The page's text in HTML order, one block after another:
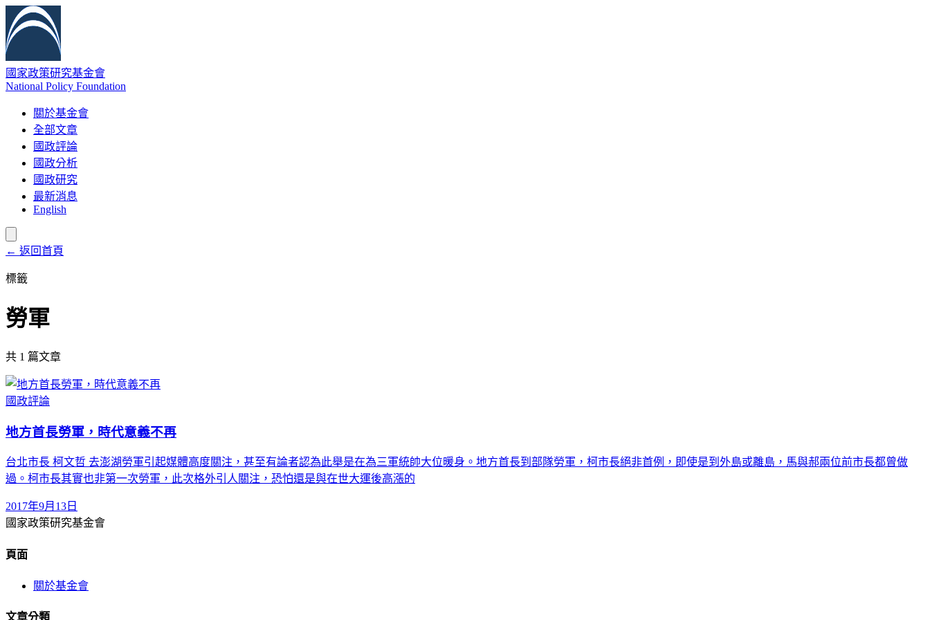
國家政策研究基金會
National Policy Foundation
關於基金會
全部文章
國政評論
國政分析
國政研究
最新消息
English
← 返回首頁
標籤
勞軍
共 1 篇文章
國政評論
地方首長勞軍，時代意義不再
台北市長 柯文哲 去澎湖勞軍引起媒體高度關注，甚至有論者認為此舉是在為三軍統帥大位暖身。地方首長到部隊勞軍，柯市長絕非首例，即使是到外島或離島，馬與郝兩位前市長都曾做
過。柯市長其實也非第一次勞軍，此次格外引人關注，恐怕還是與在世大運後高漲的
2017年9月13日
國家政策研究基金會
頁面
關於基金會
文章分類